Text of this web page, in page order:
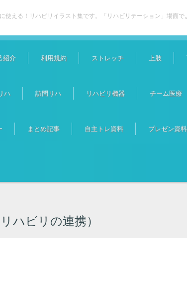
使える！リハビリイラスト集です。「リハビリテーション」場面で
紹介 利用規約 ストレッチ 上肢
ハ 訪問リハ リハビリ機器 チーム医療
まとめ記事 自主トレ資料 プレゼン資料
ハビリの連携）